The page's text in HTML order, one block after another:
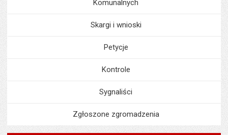
Komunalnych
Skargi i wnioski
Petycje
Kontrole
Sygnaliści
Zgłoszone zgromadzenia